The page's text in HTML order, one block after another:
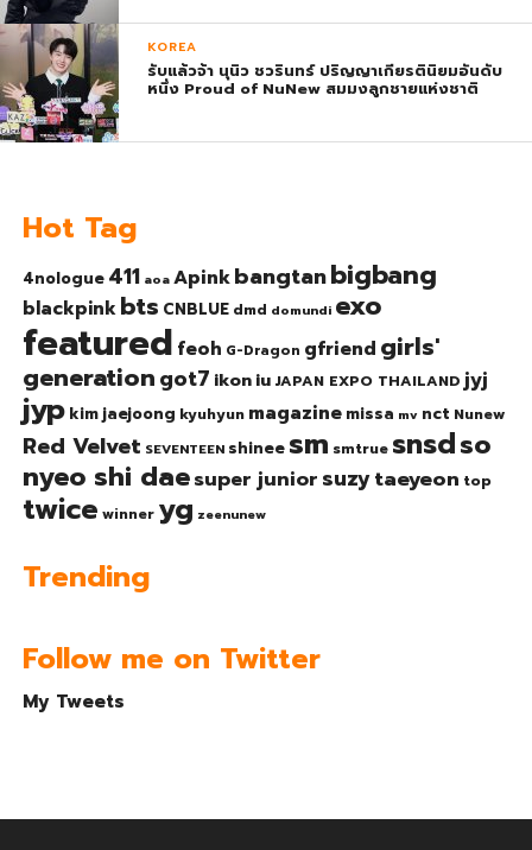
KOREA
รับแล้วจ้า นุนิว ชวรินทร์ ปริญญาเกียรตินิยมอันดับ
หนึ่ง Proud of NuNew สมมงลูกชายแห่งชาติ
Hot Tag
4nologue 411 aoa Apinkbangtanbigbang
blackpinkbts CNBLUE dmd domundi exo
featured feoh G-Dragon gfriend girls'
generationgot7 ikoniu JAPAN EXPO THAILAND jyj
jyp kim jaejoong kyuhyun magazine missa mv nct Nunew
Red Velvet SEVENTEEN shinee sm smtrue snsdso
nyeo shi daesuper junior suzytaeyeon top
twice winner yg zeenunew
Trending
Follow me on Twitter
My Tweets